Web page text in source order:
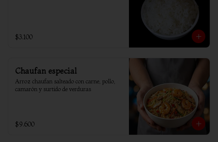
$3.100
Chaufan especial
Arroz chaufan salteado con carne, pollo,
camarón y surtido de verduras
$9.600